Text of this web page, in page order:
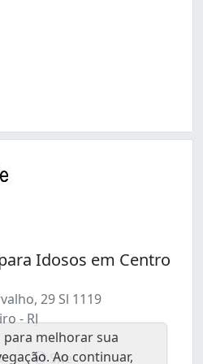
(1)
Idosos em Centro
29 Sl 1119
- RJ
Site
melhorar sua
Ao continuar,